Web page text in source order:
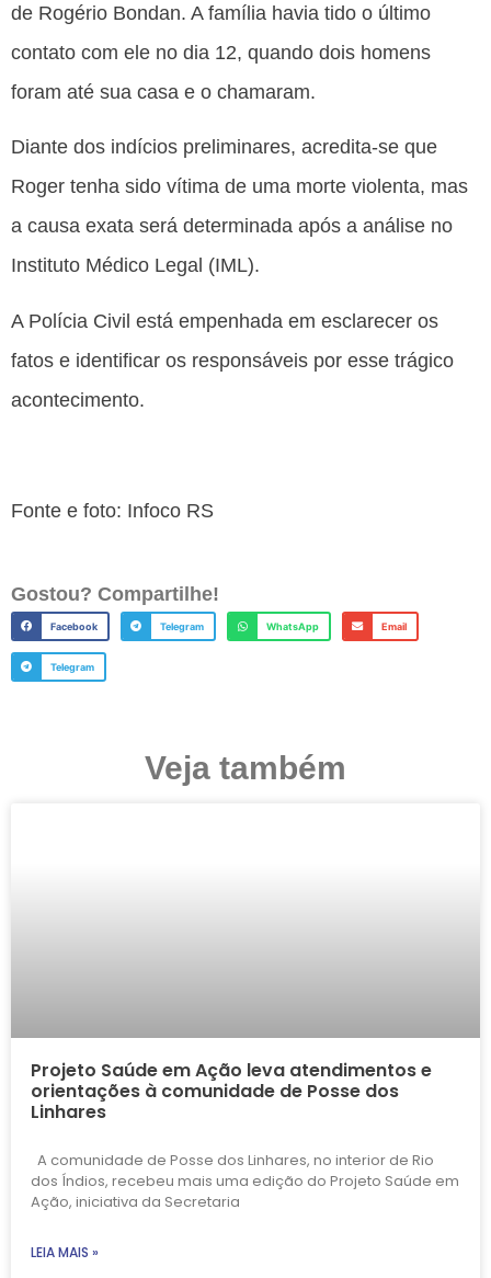
de Rogério Bondan. A família havia tido o último
contato com ele no dia 12, quando dois homens
foram até sua casa e o chamaram.
Diante dos indícios preliminares, acredita-se que
Roger tenha sido vítima de uma morte violenta, mas
a causa exata será determinada após a análise no
Instituto Médico Legal (IML).
A Polícia Civil está empenhada em esclarecer os
fatos e identificar os responsáveis por esse trágico
acontecimento.
Fonte e foto: Infoco RS
Gostou? Compartilhe!
Facebook Telegram WhatsApp Email
Telegram
Veja também
Projeto Saúde em Ação leva atendimentos e
orientações à comunidade de Posse dos
Linhares
A comunidade de Posse dos Linhares, no interior de Rio
dos Índios, recebeu mais uma edição do Projeto Saúde em
Ação, iniciativa da Secretaria
LEIA MAIS »